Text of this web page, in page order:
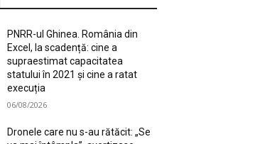
PNRR-ul Ghinea. România din
Excel, la scadență: cine a
supraestimat capacitatea
statului în 2021 și cine a ratat
execuția
06/08/2026
Dronele care nu s-au rătăcit: „Se